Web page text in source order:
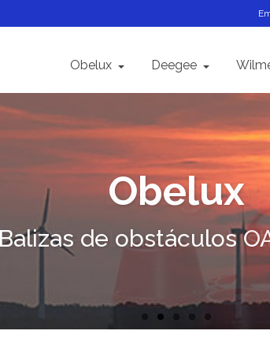
Obelux Deegee
Obelux
de obstáculos
Deegee
Señalización
Wilmers
Instrumentación
Takex
para
Relés de control